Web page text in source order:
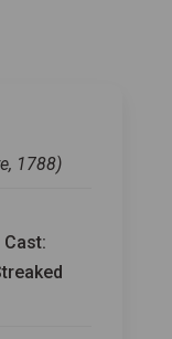
1788)